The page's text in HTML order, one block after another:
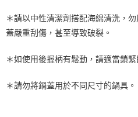
＊請以中性清潔劑搭配海綿清洗，
蓋嚴重刮傷，甚至導致破裂。
＊如使用後握柄有鬆動，請適當鎖
＊請勿將鍋蓋用於不同尺寸的鍋具。